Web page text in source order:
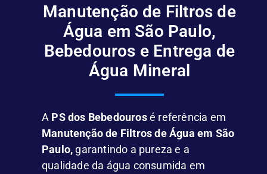
Manutenção de Filtros de
Água em São Paulo,
Bebedouros e Entrega de
Água Mineral
A PS dos Bebedourosé referência em
Manutenção de Filtros de Água em São
Paulo, garantindo a pureza e a
qualidade da água consumida em